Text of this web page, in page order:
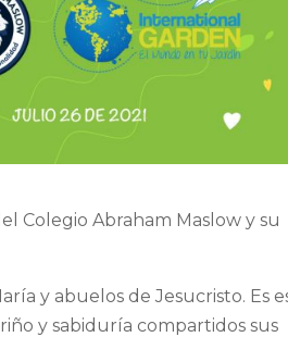
Colegio Abraham Maslow y su
y abuelos de Jesucristo. Es
y sabiduría compartidos sus